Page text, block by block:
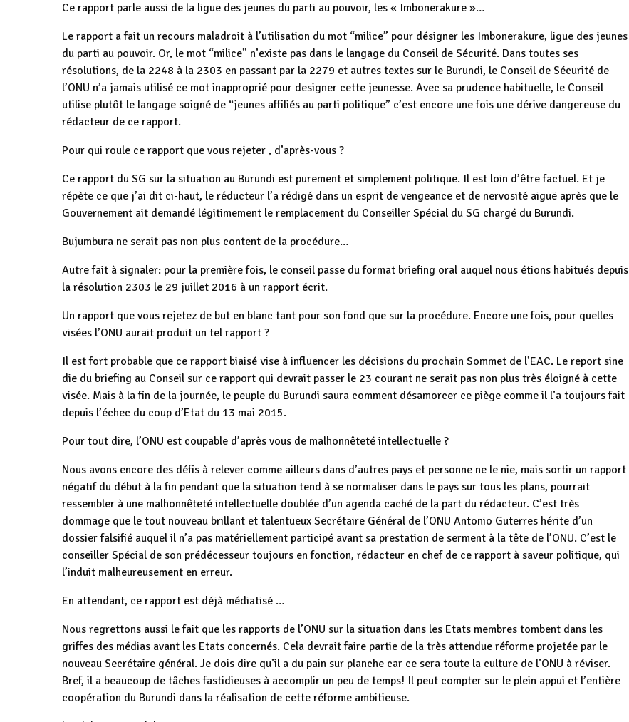
Ce rapport parle aussi de la ligue des jeunes du parti au pouvoir, les « Imbonerakure »…
Le rapport a fait un recours maladroit à l’utilisation du mot “milice” pour désigner les Imbonerakure, ligue des jeunes
du parti au pouvoir. Or, le mot “milice” n’existe pas dans le langage du Conseil de Sécurité. Dans toutes ses
résolutions, de la 2248 à la 2303 en passant par la 2279 et autres textes sur le Burundi, le Conseil de Sécurité de
l’ONU n’a jamais utilisé ce mot inapproprié pour designer cette jeunesse. Avec sa prudence habituelle, le Conseil
utilise plutôt le langage soigné de “jeunes affiliés au parti politique” c’est encore une fois une dérive dangereuse du
rédacteur de ce rapport.
Pour qui roule ce rapport que vous rejeter , d’après-vous ?
Ce rapport du SG sur la situation au Burundi est purement et simplement politique. Il est loin d’être factuel. Et je
répète ce que j’ai dit ci-haut, le réducteur l’a rédigé dans un esprit de vengeance et de nervosité aiguë après que le
Gouvernement ait demandé légitimement le remplacement du Conseiller Spécial du SG chargé du Burundi.
Bujumbura ne serait pas non plus content de la procédure…
Autre fait à signaler: pour la première fois, le conseil passe du format briefing oral auquel nous étions habitués depuis
la résolution 2303 le 29 juillet 2016 à un rapport écrit.
Un rapport que vous rejetez de but en blanc tant pour son fond que sur la procédure. Encore une fois, pour quelles
visées l’ONU aurait produit un tel rapport ?
Il est fort probable que ce rapport biaisé vise à influencer les décisions du prochain Sommet de l’EAC. Le report sine
die du briefing au Conseil sur ce rapport qui devrait passer le 23 courant ne serait pas non plus très éloigné à cette
visée. Mais à la fin de la journée, le peuple du Burundi saura comment désamorcer ce piège comme il l’a toujours fait
depuis l’échec du coup d’Etat du 13 mai 2015.
Pour tout dire, l’ONU est coupable d’après vous de malhonnêteté intellectuelle ?
Nous avons encore des défis à relever comme ailleurs dans d’autres pays et personne ne le nie, mais sortir un rapport
négatif du début à la fin pendant que la situation tend à se normaliser dans le pays sur tous les plans, pourrait
ressembler à une malhonnêteté intellectuelle doublée d’un agenda caché de la part du rédacteur. C’est très
dommage que le tout nouveau brillant et talentueux Secrétaire Général de l’ONU Antonio Guterres hérite d’un
dossier falsifié auquel il n’a pas matériellement participé avant sa prestation de serment à la tête de l’ONU. C’est le
conseiller Spécial de son prédécesseur toujours en fonction, rédacteur en chef de ce rapport à saveur politique, qui
l’induit malheureusement en erreur.
En attendant, ce rapport est déjà médiatisé …
Nous regrettons aussi le fait que les rapports de l’ONU sur la situation dans les Etats membres tombent dans les
griffes des médias avant les Etats concernés. Cela devrait faire partie de la très attendue réforme projetée par le
nouveau Secrétaire général. Je dois dire qu’il a du pain sur planche car ce sera toute la culture de l’ONU à réviser.
Bref, il a beaucoup de tâches fastidieuses à accomplir un peu de temps! Il peut compter sur le plein appui et l’entière
coopération du Burundi dans la réalisation de cette réforme ambitieuse.